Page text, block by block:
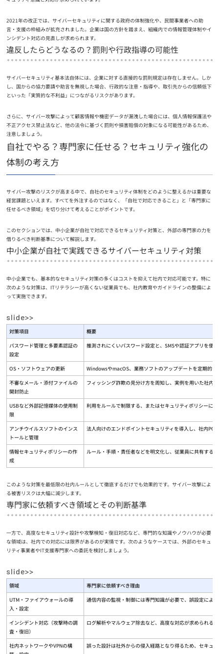
2021年の改正では、サイバーセキュリティに関する政府の体制強化や、民間事業者への助
言・支援の枠組みが拡充されました。企業は国の方針を踏まえ、組織内での情報管理体制やイ
ンシデント対応の見直しが求められます。
違反したらどうなるの？罰則や行政指導の可能性
サイバーセキュリティ基本法自体には、企業に対する直接的な罰則規定は存在しません。しか
し、国からの協力要請や助言を無視した場合、行政的な注意・指導や、取引先からの信頼低下
といった「実質的な不利益」につながるリスクがあります。
さらに、サイバー攻撃によって顧客情報や機密データが漏洩した場合には、個人情報保護法や
不正アクセス禁止法など、他の法令に基づく罰則や損害賠償の対象になる可能性があるため、
注意しましょう。
自社でやる？専門家に任せる？セキュリティ強化の
体制の考え方
サイバー攻撃のリスクが高まる中で、自社のセキュリティ体制をどのように整えるかは重要な
経営課題といえます。すべてを外注するのではなく、「自社で対応できること」と「専門家に
任せるべき領域」を切り分けて考えることがポイントです。
このセクションでは、中小企業が自社で対応できるセキュリティ対策と、外部の専門家の力を
借りるべき判断基準について解説します。
中小企業が自社で実践できるサイバーセキュリティ対策
中小企業でも、基本的なセキュリティ対策の多くはコストを抑えて社内で対応可能です。特に
次のような対策は、ITリテラシーが高くない従業員でも、社内教育やガイドラインの整備によ
って実施できます。
対策項目
概要
パスワード管理と多要素認証の
設定
推測されにくいパスワード設定と、SMSや認証アプリを使
OS・ソフトウェアの更新
WindowsやmacOS、業務ソフトのアップデートを定期的に
不審なメール・添付ファイルの
開封防止
フィッシング詐欺の見分け方を周知し、実例を用いた社内
USBなど外部記憶媒体の使用制
限
利用をルールで制限する、またはセキュリティポリシーに
アンチウイルスソフトのインス
トールと管理
法人向けのエンドポイントセキュリティを導入し、社内PC
情報セキュリティポリシーの作
成
ルール・手順・責任者などを明文化し、従業員に共有する
このような対策を最低限の社内ルールとして徹底するだけでも効果的です。サイバー攻撃によ
る被害リスクは大幅に減少します。
専門家に依頼すべき領域とその判断基準
一方で、高度なセキュリティ設計や攻撃検知・復旧対応など、専門的な知識やノウハウが必要
な領域は、社内での対応には限界があるのが実情です。次のようなケースでは、外部のセキュ
リティ事業者やIT支援専門家への委託を検討しましょう。
領域
専門家に依頼すべき理由
UTM・ファイアウォールの導
入・設定
通信内容の監視・制御には専門知識が必要で、誤設定によ
インシデント対応（攻撃時の調
査・復旧）
ログ解析やマルウェア除去など、高度な対応が求められる
社内ネットワークやVPNの構
誤った設計は社外からの侵入経路となり得るため、セキュ